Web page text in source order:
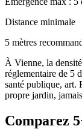
Distance minimale
5 mètres
À Vienne, la
réglementaire de 5
santé publique, art.
propre jardin,
Comparez